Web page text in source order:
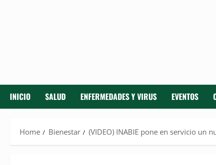
INICIO SALUD ENFERMEDADES Y VIRUS EVENTOS
Home Bienestar (VIDEO) INABIE pone en servicio un